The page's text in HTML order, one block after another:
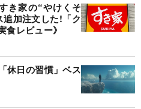
き家の“やけくそ
加注文した!「ク
食レビュー》
休日の習慣」ベス